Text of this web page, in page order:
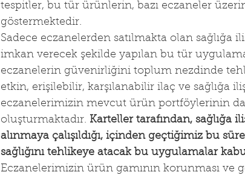
tespitler, bu tür ürünlerin, bazı eczaneler
göstermektedir.
Sadece eczanelerden satılmakta olan sağlığa
imkan verecek şekilde yapılan bu tür
eczanelerin güvenirliğini toplum nezdinde
etkin, erişilebilir, karşılanabilir ilaç ve sağlığa
eczanelerimizin mevcut ürün portföylerinin
oluşturmaktadır. Karteller tarafından,
alınmaya çalışıldığı, içinden geçtiğimiz bu
sağlığını tehlikeye atacak bu uygulamalar
Eczanelerimizin ürün gamının korunması ve